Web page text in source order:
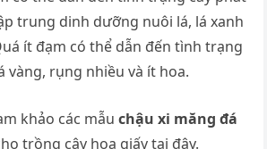
trung dinh dưỡng nuôi lá, lá xanh
ít đạm có thể dẫn đến tình trạng
vàng, rụng nhiều và ít hoa.
khảo các mẫuchậu xi măng đá
trồng cây hoa giấy tại đây.